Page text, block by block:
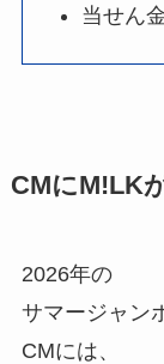
当せん
CMにM!LK
2026年の
サマージャン
CMには、